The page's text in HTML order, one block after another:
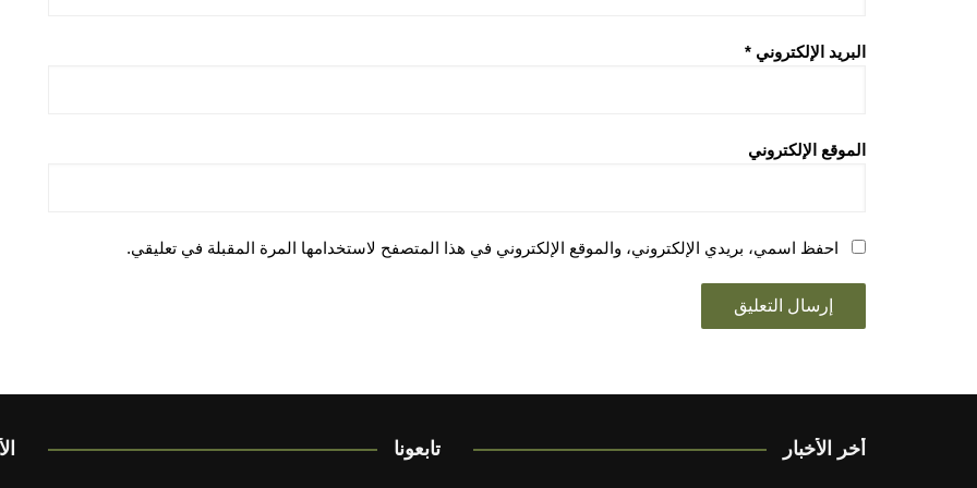
البريد الإلكتروني *
الموقع الإلكتروني
احفظ اسمي، بريدي الإلكتروني، والموقع الإلكتروني في هذا المتصفح لاستخدامها المرة المقبلة في تعليقي.
أخر الأخبار تابعونا